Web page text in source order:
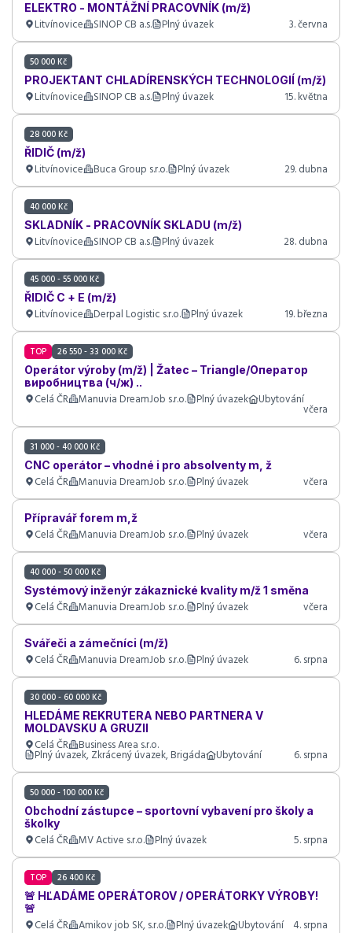
ELEKTRO - MONTÁŽNÍ PRACOVNÍK (m/ž)
Litvínovice SINOP CB a.s. Plný úvazek 3. června
50 000 Kč
PROJEKTANT CHLADÍRENSKÝCH TECHNOLOGIÍ (m/ž)
Litvínovice SINOP CB a.s. Plný úvazek 15. května
28 000 Kč
ŘIDIČ (m/ž)
Litvínovice Buca Group s.r.o. Plný úvazek 29. dubna
40 000 Kč
SKLADNÍK - PRACOVNÍK SKLADU (m/ž)
Litvínovice SINOP CB a.s. Plný úvazek 28. dubna
45 000 - 55 000 Kč
ŘIDIČ C + E (m/ž)
Litvínovice Derpal Logistic s.r.o. Plný úvazek 19. března
TOP 26 550 - 33 000 Kč
Operátor výroby (m/ž) | Žatec – Triangle/Оператор
виробництва (ч/ж) ..
Celá ČR Manuvia DreamJob s.r.o. Plný úvazek Ubytování
včera
31 000 - 40 000 Kč
CNC operátor – vhodné i pro absolventy m, ž
Celá ČR Manuvia DreamJob s.r.o. Plný úvazek včera
Přípravář forem m,ž
Celá ČR Manuvia DreamJob s.r.o. Plný úvazek včera
40 000 - 50 000 Kč
Systémový inženýr zákaznické kvality m/ž 1 směna
Celá ČR Manuvia DreamJob s.r.o. Plný úvazek včera
Svářeči a zámečníci (m/ž)
Celá ČR Manuvia DreamJob s.r.o. Plný úvazek 6. srpna
30 000 - 60 000 Kč
HLEDÁME REKRUTERA NEBO PARTNERA V
MOLDAVSKU A GRUZII
Celá ČR Business Area s.r.o.
Plný úvazek, Zkrácený úvazek, Brigáda Ubytování 6. srpna
50 000 - 100 000 Kč
Obchodní zástupce – sportovní vybavení pro školy a
školky
Celá ČR MV Active s.r.o. Plný úvazek 5. srpna
TOP 26 400 Kč
🚨 HĽADÁME OPERÁTOROV / OPERÁTORKY VÝROBY!
🚨
Celá ČR Amikov job SK, s.r.o. Plný úvazek Ubytování 4. srpna